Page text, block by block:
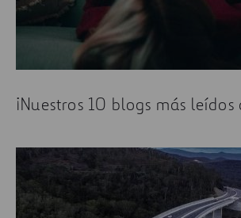
¡Nuestros 10 blogs más leídos